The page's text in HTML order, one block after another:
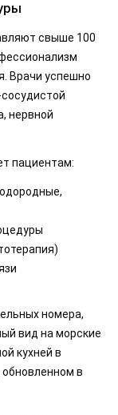
свыше 100
Врачи успешно
нервной
пациентам:
номера,
вид на морские
кухней в
в